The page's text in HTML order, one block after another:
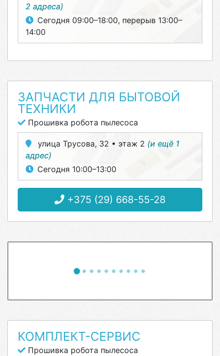
2 адреса)
Сегодня 09:00–18:00, перерыв 13:00–
14:00
ЗАПЧАСТИ ДЛЯ БЫТОВОЙ
ТЕХНИКИ
Прошивка робота пылесоса
улица Трусова, 32 • этаж 2 (и ещё 1
адрес)
Сегодня 10:00–13:00
+375 (29) 668-55-28
КОМПЛЕКТ-СЕРВИС
Прошивка робота пылесоса